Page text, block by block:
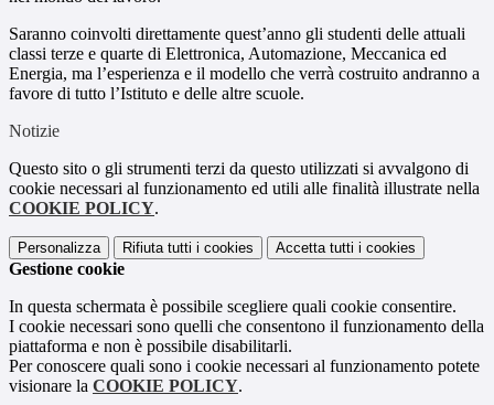
Saranno coinvolti direttamente quest’anno gli studenti delle attuali
classi terze e quarte di Elettronica, Automazione, Meccanica ed
Energia, ma l’esperienza e il modello che verrà costruito andranno a
favore di tutto l’Istituto e delle altre scuole.
Notizie
Questo sito o gli strumenti terzi da questo utilizzati si avvalgono di
cookie necessari al funzionamento ed utili alle finalità illustrate nella
COOKIE POLICY.
Personalizza Rifiuta tutti i cookies Accetta tutti i cookies
Gestione cookie
In questa schermata è possibile scegliere quali cookie consentire.
I cookie necessari sono quelli che consentono il funzionamento della
piattaforma e non è possibile disabilitarli.
Per conoscere quali sono i cookie necessari al funzionamento potete
visionare la COOKIE POLICY.